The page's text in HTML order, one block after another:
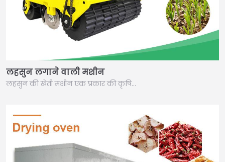
लहसुन लगाने वाली मशीन
लहसुन की खेती मशीन एक प्रकार की कृषि…